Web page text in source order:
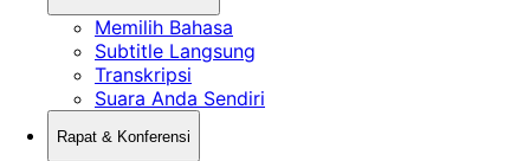
Memilih Bahasa
Subtitle Langsung
Transkripsi
Suara Anda Sendiri
Rapat & Konferensi